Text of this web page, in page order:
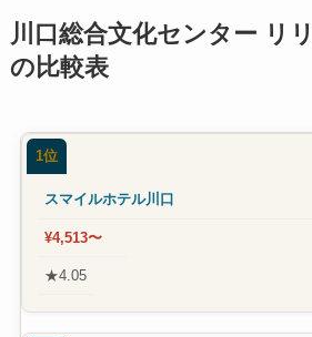
川口総合文化センター リ
の比較表
1位
スマイルホテル川口
¥4,513〜
★4.05